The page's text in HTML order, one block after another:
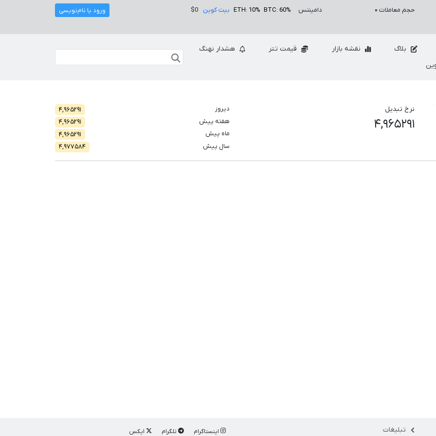
حجم معاملات ۰ دامیننس BTC: 60%
ETH: 10% بیت کوین $0 ورود یا نام‌نویسی
بلاگ نقشه بازار قیمت تتر
هشدار نهنگ
نرخ تبدیل
۴,۹۶۵۲۹۱
دیروز
۴,۹۶۵۲۹۱
هفته پیش
۴,۹۶۵۲۹۱
ماه پیش
۴,۹۶۵۲۹۱
سال پیش
۴,۹۷۷۵۸۴
تبلیغات اینستاگرام تلگرام ایکس